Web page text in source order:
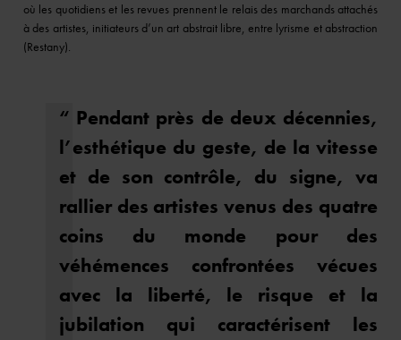
où les quotidiens et les revues prennent le relais des marchands attachés
à des artistes, initiateurs d’un art abstrait libre, entre lyrisme et abstraction
(Restany).
“ Pendant près de deux décennies,
l’esthétique du geste, de la vitesse
et de son contrôle, du signe, va
rallier des artistes venus des quatre
coins du monde pour des
véhémences confrontées vécues
avec la liberté, le risque et la
jubilation qui caractérisent les